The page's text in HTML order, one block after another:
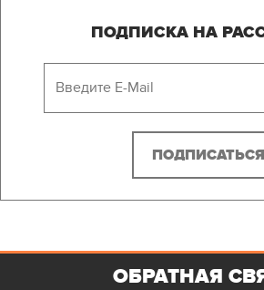
ПОДПИСКА НА
ОБРАТНАЯ